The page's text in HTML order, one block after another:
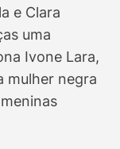
e Clara
uma
Ivone Lara,
mulher negra